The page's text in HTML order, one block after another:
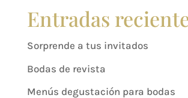
Entradas
Sorprende a tus invitados
Bodas de revista
Menús degustación para bodas